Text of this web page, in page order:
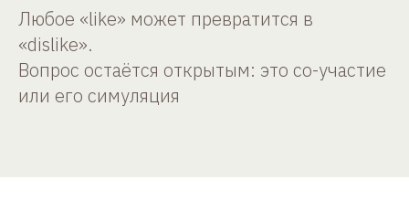
Любое «like» может превратится в
«dislike».
Вопрос остаётся открытым: это со-участие
или его симуляция